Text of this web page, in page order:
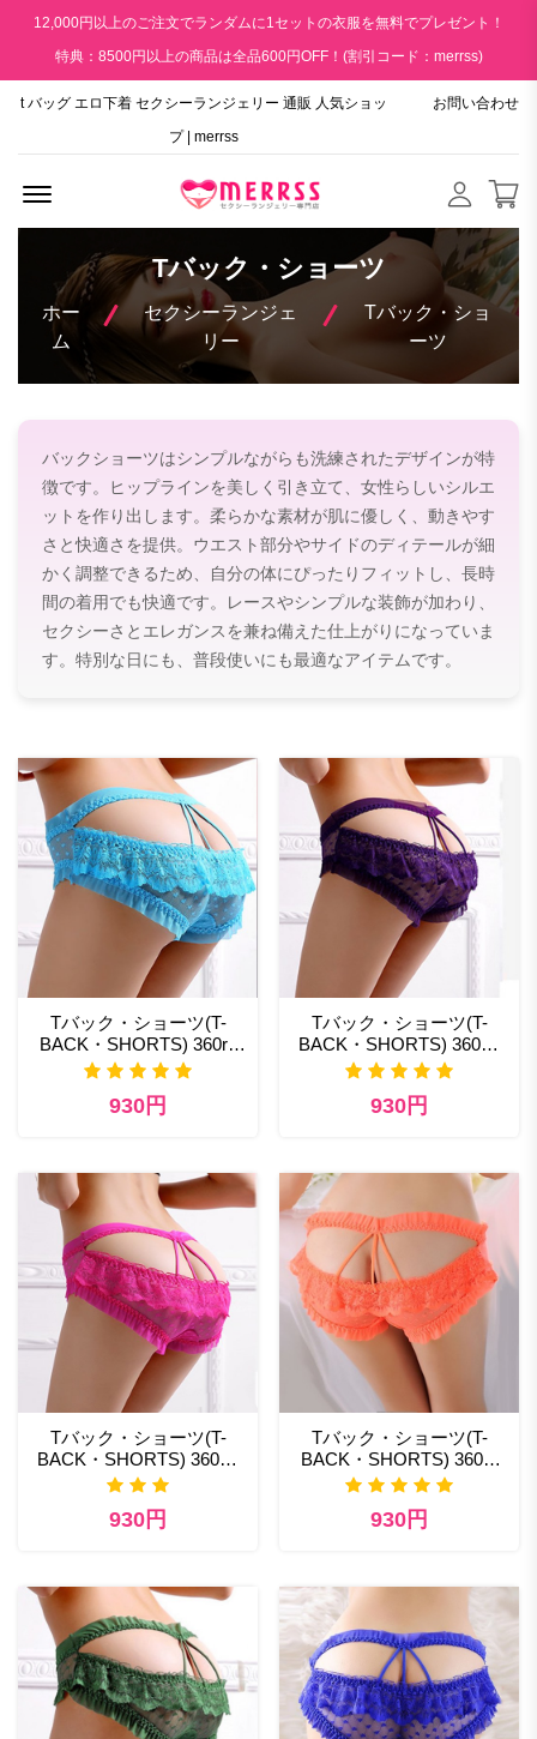
12,000円以上のご注文でランダムに1セットの衣服を無料でプレゼント！
特典：8500円以上の商品は全品600円OFF！(割引コード：merrss)
t バッグ エロ下着 セクシーランジェリー 通販 人気ショッ
プ | merrss
お問い合わせ
Tバック・ショーツ
ホー
ム
セクシーランジェ
リー
Tバック・ショ
ーツ
バックショーツはシンプルながらも洗練されたデザインが特
徴です。ヒップラインを美しく引き立て、女性らしいシルエ
ットを作り出します。柔らかな素材が肌に優しく、動きやす
さと快適さを提供。ウエスト部分やサイドのディテールが細
かく調整できるため、自分の体にぴったりフィットし、長時
間の着用でも快適です。レースやシンプルな装飾が加わり、
セクシーさとエレガンスを兼ね備えた仕上がりになっていま
す。特別な日にも、普段使いにも最適なアイテムです。
Tバック・ショーツ(T-
BACK・SHORTS) 360rb
ベビードール セクシーラ
930円
Tバック・ショーツ(T-
BACK・SHORTS) 360pp
sexy lingerie
930円
Tバック・ショーツ(T-
BACK・SHORTS) 360pk
エッチ な 下着
930円
Tバック・ショーツ(T-
BACK・SHORTS) 360or
激安 セクシーランジェリ
930円